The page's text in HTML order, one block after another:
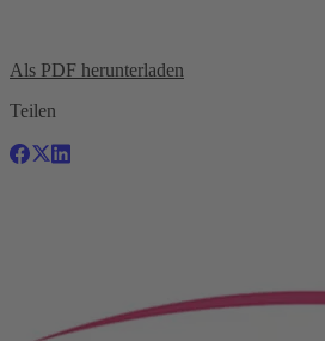
Als PDF herunterladen
Teilen